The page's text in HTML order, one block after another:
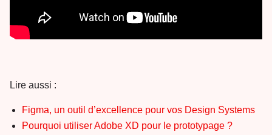
Lire aussi :
Figma, un outil d’excellence pour vos Design Systems
Pourquoi utiliser Adobe XD pour le prototypage ?